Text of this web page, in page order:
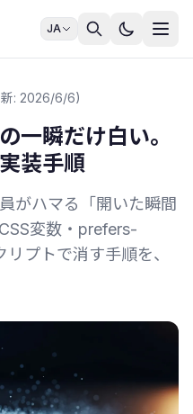
JA
: 2026/6/6)
一瞬だけ白い。
装手順
がハマる「開いた瞬間
変数・prefers-
プトで消す手順を、